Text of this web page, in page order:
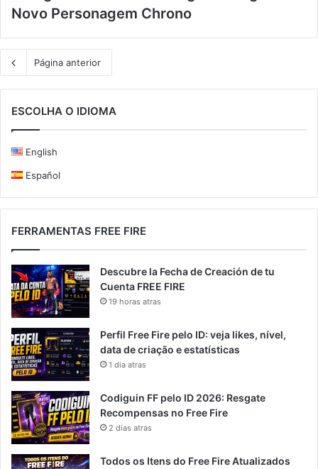
Novo Personagem Chrono
Página anterior
ESCOLHA O IDIOMA
English
Español
FERRAMENTAS FREE FIRE
Descubre la Fecha de Creación de tu
Cuenta FREE FIRE
19 horas atras
Perfil Free Fire pelo ID: veja likes, nível,
data de criação e estatísticas
1 dia atras
Codiguin FF pelo ID 2026: Resgate
Recompensas no Free Fire
2 dias atras
Todos os Itens do Free Fire Atualizados